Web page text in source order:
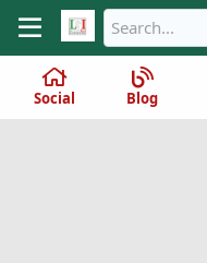
Social Blog